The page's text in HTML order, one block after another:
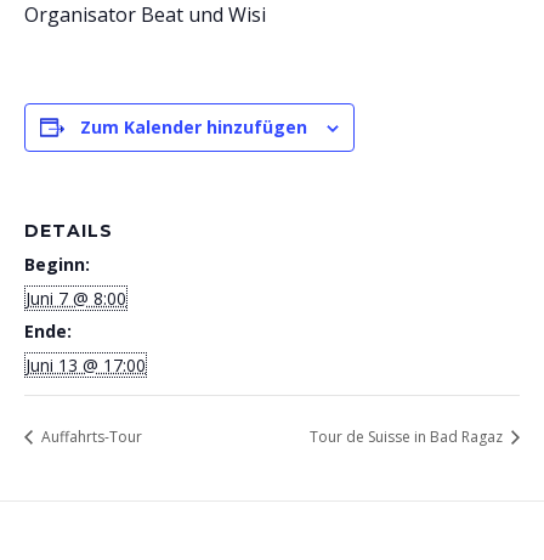
Organisator Beat und Wisi
Zum Kalender hinzufügen
DETAILS
Beginn:
Juni 7 @ 8:00
Ende:
Juni 13 @ 17:00
Auffahrts-Tour Tour de Suisse in Bad Ragaz